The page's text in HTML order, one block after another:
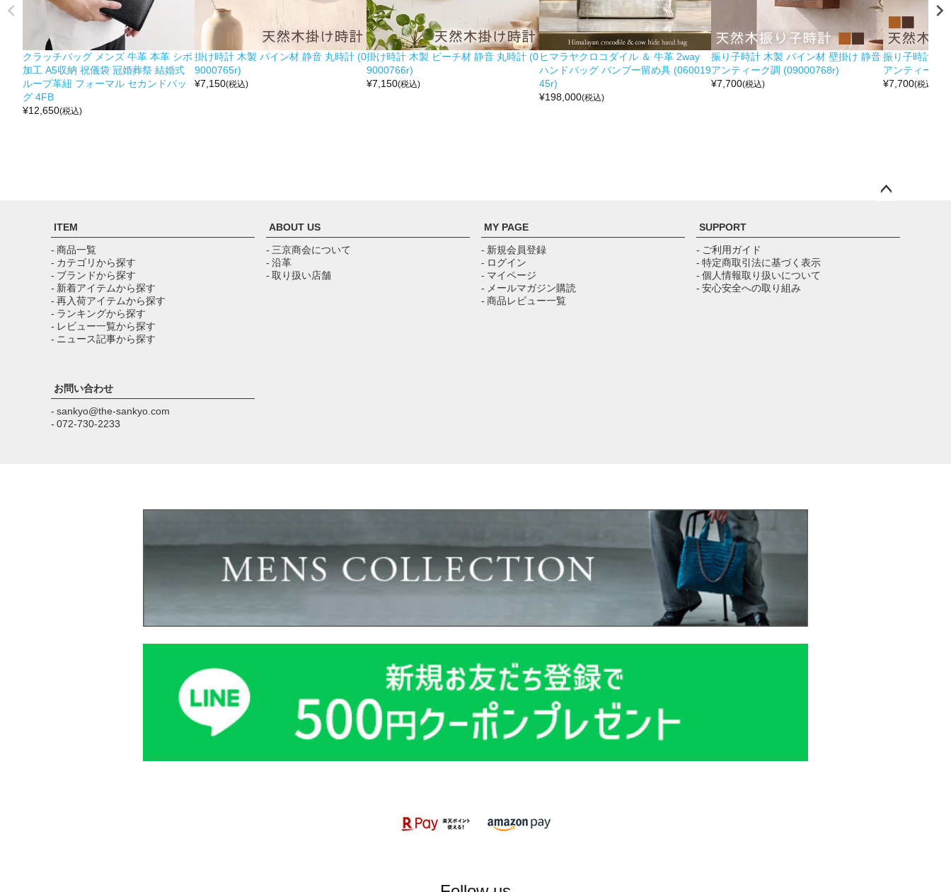
クラッチバッグ メンズ 牛革 本革 シボ
加工 A5収納 祝儀袋 冠婚葬祭 結婚式
ループ革紐 フォーマル セカンドバッ
グ 4FB
¥12,650(税込)
掛け時計 木製 パイン材 静音 丸時計 (0
9000765r)
¥7,150(税込)
掛け時計 木製 ビーチ材 静音 丸時計 (0
9000766r)
¥7,150(税込)
ヒマラヤクロコダイル ＆ 牛革 2way
ハンドバッグ バンブー留め具 (060019
45r)
¥198,000(税込)
振り子時計 木製 パイン材 壁掛け 静音
アンティーク調 (09000768r)
¥7,700(税込)
振り子時計 木
アンティーク
¥7,700(税込)
ップ
ITEM
- 商品一覧
- カテゴリから探す
- ブランドから探す
- 新着アイテムから探す
- 再入荷アイテムから探す
- ランキングから探す
- レビュー一覧から探す
- ニュース記事から探す
ABOUT US
- 三京商会について
- 沿革
- 取り扱い店舗
MY PAGE
- 新規会員登録
- ログイン
- マイページ
- メールマガジン購読
- 商品レビュー一覧
SUPPORT
- ご利用ガイド
- 特定商取引法に基づく表示
- 個人情報取り扱いについて
- 安心安全への取り組み
お問い合わせ
- sankyo@the-sankyo.com
- 072-730-2233